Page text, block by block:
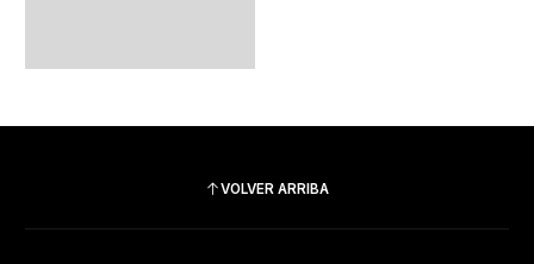
VOLVER ARRIBA